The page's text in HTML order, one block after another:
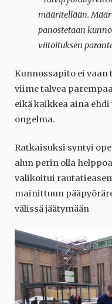
määritellään.
panostetaan
viitoituksen
Kunnossapito ei vaan
viime talvea
eikä kaikkea aina
ongelma.
Ratkaisuksi syntyi
alun perin olla
valikoitui
mainittuun
välissä jäätymään